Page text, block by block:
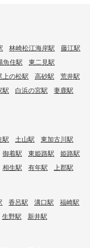
林崎松江海岸駅
藤江駅
魚住駅
東二見駅
上の松駅 高砂駅
荒井駅
駅 白浜の宮駅
妻鹿駅
駅 土山駅
東加古川駅
御着駅 東姫路駅
姫路駅
相生駅 有年駅 上郡駅
香呂駅 溝口駅
福崎駅
生野駅 新井駅